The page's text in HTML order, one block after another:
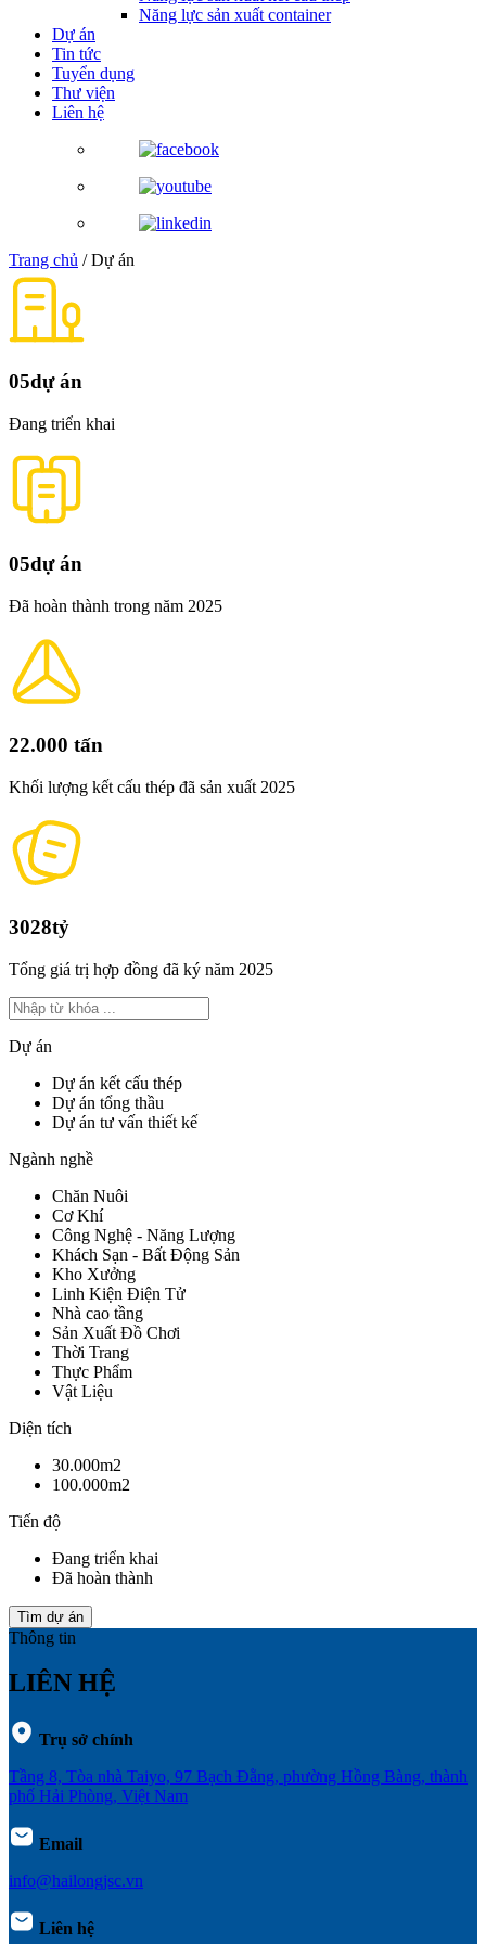
Năng lực sản xuất container
Dự án
Tin tức
Tuyển dụng
Thư viện
Liên hệ
Trang chủ /Dự án
05dự án
Đang triển khai
05dự án
Đã hoàn thành trong năm 2025
22.000 tấn
Khối lượng kết cấu thép đã sản xuất 2025
3028tỷ
Tổng giá trị hợp đồng đã ký năm 2025
Dự án
Dự án kết cấu thép
Dự án tổng thầu
Dự án tư vấn thiết kế
Ngành nghề
Chăn Nuôi
Cơ Khí
Công Nghệ - Năng Lượng
Khách Sạn - Bất Động Sản
Kho Xưởng
Linh Kiện Điện Tử
Nhà cao tầng
Sản Xuất Đồ Chơi
Thời Trang
Thực Phẩm
Vật Liệu
Diện tích
30.000m2
100.000m2
Tiến độ
Đang triển khai
Đã hoàn thành
Tìm dự án
Thông tin
LIÊN HỆ
Trụ sở chính
Tầng 8, Tòa nhà Taiyo, 97 Bạch Đằng, phường Hồng Bàng, thành
phố Hải Phòng, Việt Nam
Email
info@hailongjsc.vn
Liên hệ